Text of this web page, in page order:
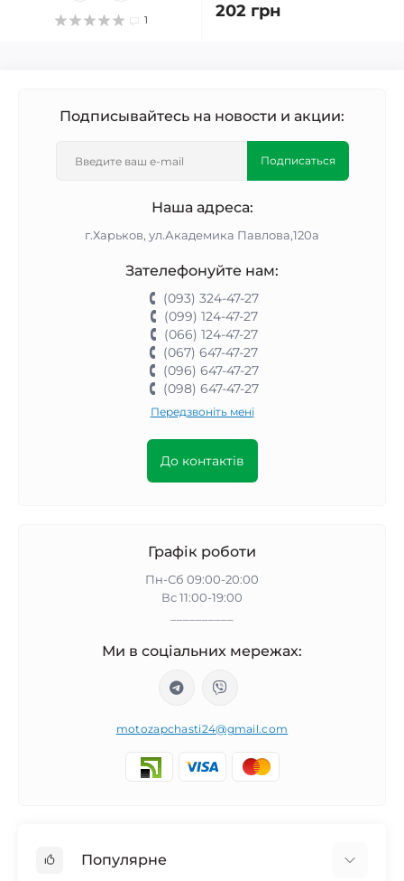
1 202 грн
Подписывайтесь на новости и акции:
Подписаться
Наша адреса:
г.Харьков, ул.Академика Павлова,120а
Зателефонуйте нам:
(093) 324-47-27
(099) 124-47-27
(066) 124-47-27
(067) 647-47-27
(096) 647-47-27
(098) 647-47-27
Передзвоніть мені
До контактів
Графік роботи
Пн-Сб 09:00-20:00
Вс 11:00-19:00
Ми в соціальних мережах:
motozapchasti24@gmail.com
Популярне